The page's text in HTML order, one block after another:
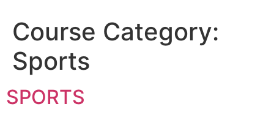
Course Category:
Sports
SPORTS